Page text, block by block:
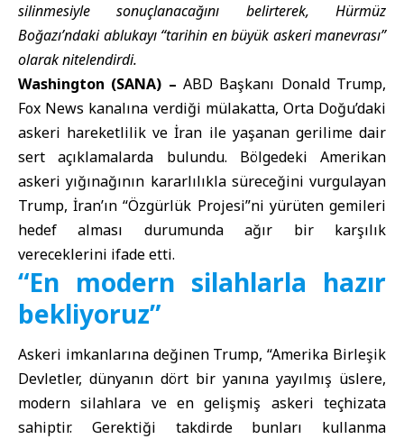
silinmesiyle sonuçlanacağını belirterek, Hürmüz
Boğazı’ndaki ablukayı “tarihin en büyük askeri manevrası”
olarak nitelendirdi.
Washington (SANA) – ABD Başkanı Donald Trump,
Fox News kanalına verdiği mülakatta, Orta Doğu’daki
askeri hareketlilik ve İran ile yaşanan gerilime dair
sert açıklamalarda bulundu. Bölgedeki Amerikan
askeri yığınağının kararlılıkla süreceğini vurgulayan
Trump, İran’ın “Özgürlük Projesi”ni yürüten gemileri
hedef alması durumunda ağır bir karşılık
vereceklerini ifade etti.
“En modern silahlarla hazır
bekliyoruz”
Askeri imkanlarına değinen Trump, “Amerika Birleşik
Devletler, dünyanın dört bir yanına yayılmış üslere,
modern silahlara ve en gelişmiş askeri teçhizata
sahiptir. Gerektiği takdirde bunları kullanma